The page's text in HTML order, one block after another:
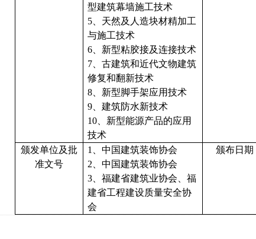
型建筑幕墙施工技术
5、天然及人造块材精加工
与施工技术
6、新型粘胶接及连接技术
7、古建筑和近代文物建筑
修复和翻新技术
8、新型脚手架应用技术
9、建筑防水新技术
10、新型能源产品的应用
技术
颁发单位及批
准文号
1、中国建筑装饰协会
2、中国建筑装饰协会
3、福建省建筑业协会、福
建省工程建设质量安全协
会
颁布日期